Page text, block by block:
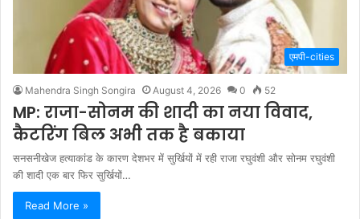
एमपी-cities
Mahendra Singh Songira August 4, 2026 0 52
MP: राजा-सोनम की शादी का नया विवाद,
कैटरिंग बिल अभी तक है बकाया
सनसनीखेज हत्याकांड के कारण देशभर में सुर्खियों में रही राजा रघुवंशी और सोनम रघुवंशी
की शादी एक बार फिर सुर्खियों…
Read More »